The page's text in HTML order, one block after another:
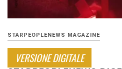
STARPEOPLENEWS MAGAZINE
VERSIONE DIGITALE